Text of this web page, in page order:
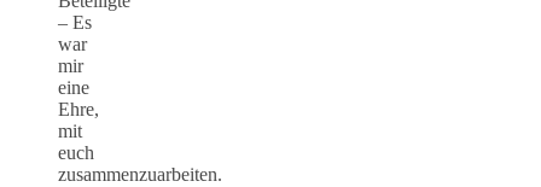
– Es
war
mir
eine
Ehre,
mit
euch
zusammenzuarbeiten.